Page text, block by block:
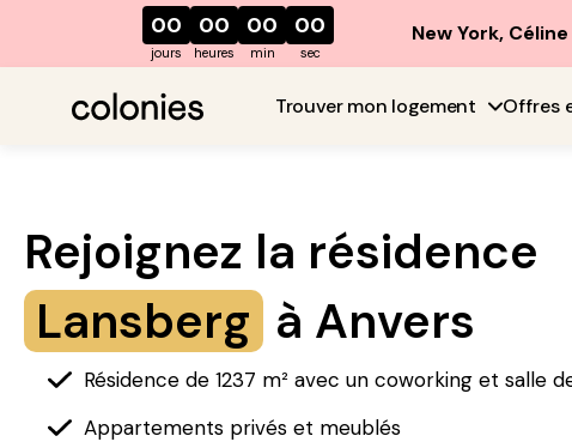
00
jours
00
heures
00
min
00
sec
New York,
Trouver mon logement Offres
Rejoignez la résidence
Lansberg à Anvers
Résidence de 1237 m² avec un coworking et salle
Appartements privés et meublés